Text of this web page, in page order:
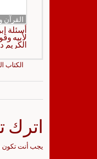
القرآن
أسئلة
لأبيه
الكريم
الكتاب
اترك
يجب أنت تكون